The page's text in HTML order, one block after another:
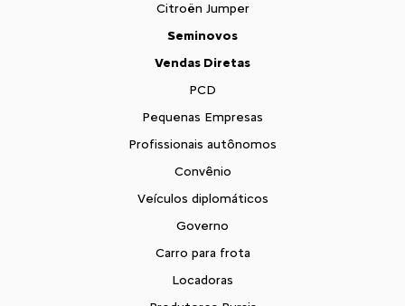
Citroën Jumper
Seminovos
Vendas Diretas
PCD
Pequenas Empresas
Profissionais autônomos
Convênio
Veículos diplomáticos
Governo
Carro para frota
Locadoras